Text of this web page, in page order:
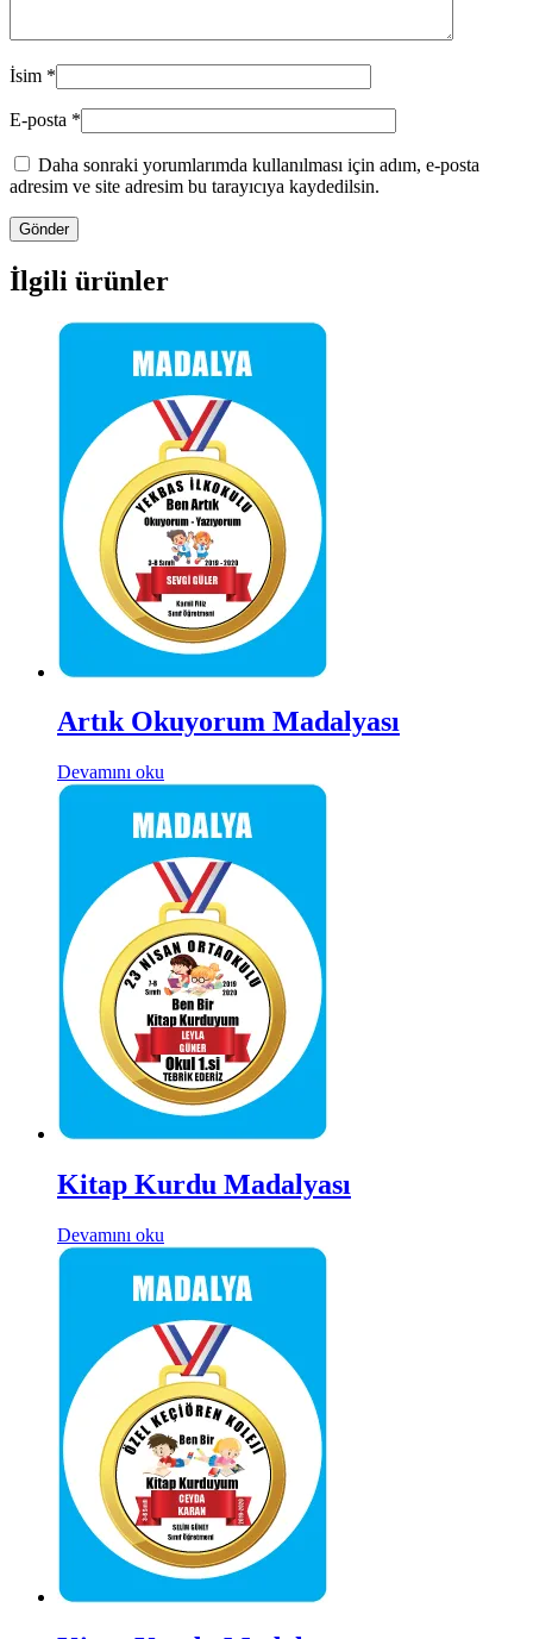
İsim *
E-posta *
Daha sonraki yorumlarımda kullanılması için adım, e-posta
adresim ve site adresim bu tarayıcıya kaydedilsin.
İlgili ürünler
Artık Okuyorum Madalyası
Devamını oku
Kitap Kurdu Madalyası
Devamını oku